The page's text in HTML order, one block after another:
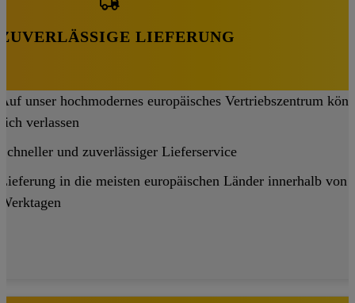
ZUVERLÄSSIGE LIEFERUNG
Auf unser hochmodernes europäisches Vertriebszentrum
sich verlassen
Schneller und zuverlässiger Lieferservice
Lieferung in die meisten europäischen Länder innerhalb von
Werktagen